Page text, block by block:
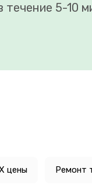
течение 5-10
цены Ремонт